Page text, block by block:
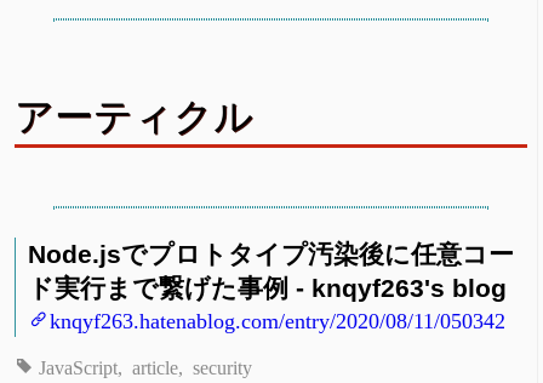
アーティクル
Node.jsでプロトタイプ汚染後に任意コー
ド実行まで繋げた事例 - knqyf263's blog
knqyf263.hatenablog.com/entry/2020/08/11/050342
JavaScript article security